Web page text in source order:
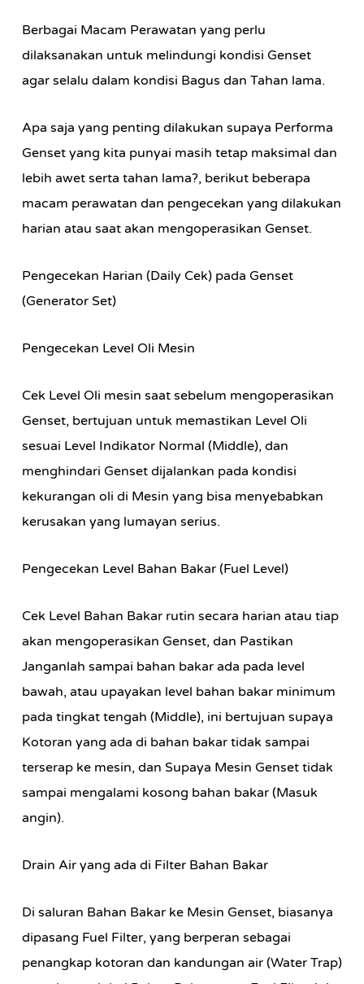
Berbagai Macam Perawatan yang perlu
dilaksanakan untuk melindungi kondisi Genset
agar selalu dalam kondisi Bagus dan Tahan lama.
Apa saja yang penting dilakukan supaya Performa
Genset yang kita punyai masih tetap maksimal dan
lebih awet serta tahan lama?, berikut beberapa
macam perawatan dan pengecekan yang dilakukan
harian atau saat akan mengoperasikan Genset.
Pengecekan Harian (Daily Cek) pada Genset
(Generator Set)
Pengecekan Level Oli Mesin
Cek Level Oli mesin saat sebelum mengoperasikan
Genset, bertujuan untuk memastikan Level Oli
sesuai Level Indikator Normal (Middle), dan
menghindari Genset dijalankan pada kondisi
kekurangan oli di Mesin yang bisa menyebabkan
kerusakan yang lumayan serius.
Pengecekan Level Bahan Bakar (Fuel Level)
Cek Level Bahan Bakar rutin secara harian atau tiap
akan mengoperasikan Genset, dan Pastikan
Janganlah sampai bahan bakar ada pada level
bawah, atau upayakan level bahan bakar minimum
pada tingkat tengah (Middle), ini bertujuan supaya
Kotoran yang ada di bahan bakar tidak sampai
terserap ke mesin, dan Supaya Mesin Genset tidak
sampai mengalami kosong bahan bakar (Masuk
angin).
Drain Air yang ada di Filter Bahan Bakar
Di saluran Bahan Bakar ke Mesin Genset, biasanya
dipasang Fuel Filter, yang berperan sebagai
penangkap kotoran dan kandungan air (Water Trap)